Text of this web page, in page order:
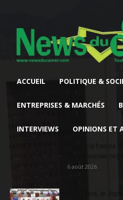
ACCUEIL POLITIQUE &
ENTREPRISES & MARCHÉS
INTERVIEWS OPINIONS ET
6 août 2026